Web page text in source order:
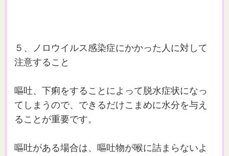
５、ノロウイルス感染症にかかった人に対して
注意すること
嘔吐、下痢をすることによって脱水症状になっ
てしまうので、できるだけこまめに水分を与え
ることが重要です。
嘔吐がある場合は、嘔吐物が喉に詰まらないよ